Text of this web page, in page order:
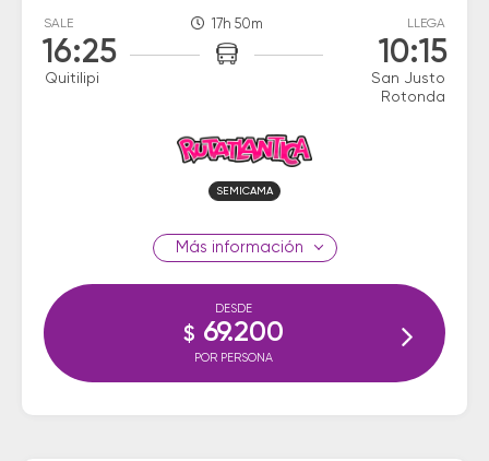
SALE
16:25
Quitilipi
17h 50m LLEGA
10:15
San Justo
Rotonda
SEMICAMA
información
DESDE
$ 69.200
POR PERSONA